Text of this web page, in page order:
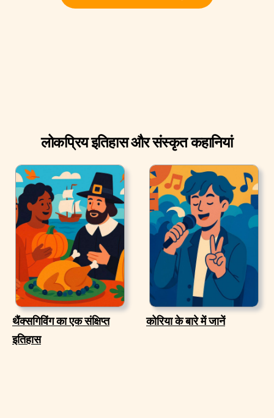
लोकप्रिय इतिहास और संस्कृत कहानियां
थैंक्सगिविंग का एक संक्षिप्त
इतिहास
कोरिया के बारे में जानें